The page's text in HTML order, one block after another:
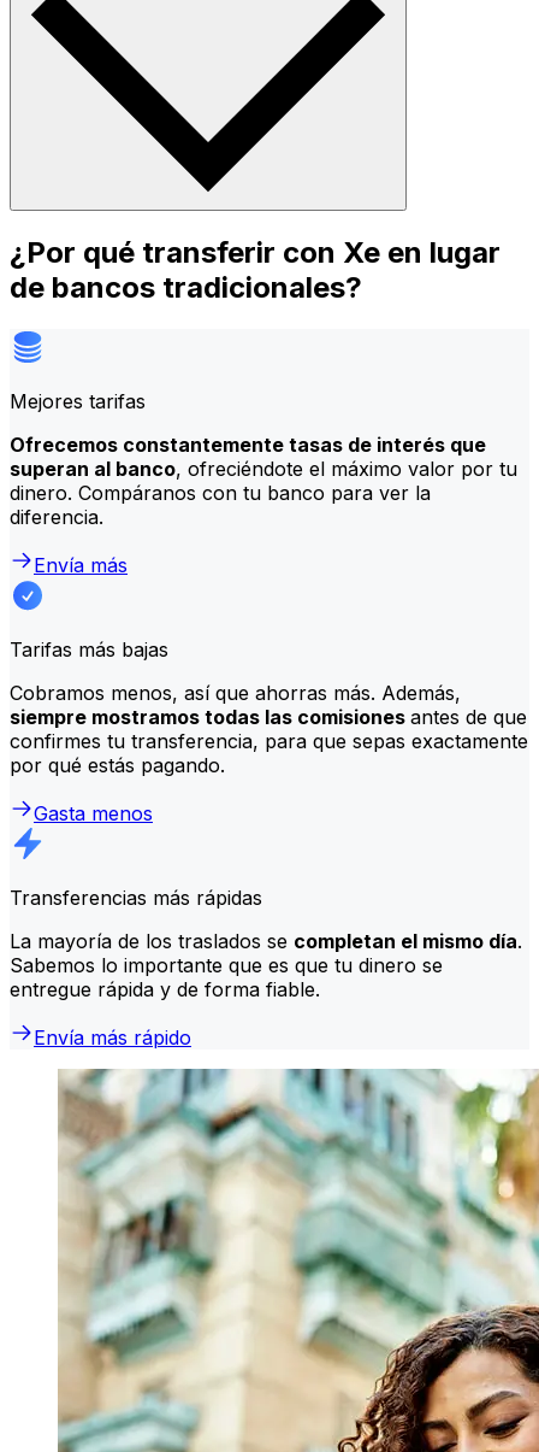
¿Por qué transferir con Xe en lugar
de bancos tradicionales?
Mejores tarifas
Ofrecemos constantemente tasas de interés que
superan al banco, ofreciéndote el máximo valor por tu
dinero. Compáranos con tu banco para ver la
diferencia.
Envía más
Tarifas más bajas
Cobramos menos, así que ahorras más. Además,
siempre mostramos todas las comisiones antes de que
confirmes tu transferencia, para que sepas exactamente
por qué estás pagando.
Gasta menos
Transferencias más rápidas
La mayoría de los traslados se completan el mismo día.
Sabemos lo importante que es que tu dinero se
entregue rápida y de forma fiable.
Envía más rápido